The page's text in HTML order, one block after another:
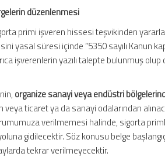
düzenlenmesi
primi işveren hissesi teşvikinden
yasal süresi içinde “5350 sayılı Kanun
işverenlerin yazılı talepte bulunmuş olup
organize sanayi veya endüstri
ticaret ya da sanayi odalarından
verilmemesi halinde, sigorta
gidilecektir. Söz konusu belge
tekrar verilmeyecektir.